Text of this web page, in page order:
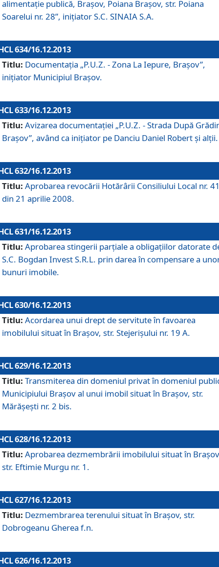
alimentaţie publică, Braşov, Poiana Braşov, str. Poiana
Soarelui nr. 28”, iniţiator S.C. SINAIA S.A.
634/16.12.2013
Titlu: Documentaţia „P.U.Z. - Zona La Iepure, Braşov”,
iniţiator Municipiul Braşov.
633/16.12.2013
Titlu: Avizarea documentaţiei „P.U.Z. - Strada După
Braşov”, având ca iniţiator pe Danciu Daniel Robert şi alţii.
632/16.12.2013
Titlu: Aprobarea revocării Hotărârii Consiliului Local nr.
din 21 aprilie 2008.
631/16.12.2013
Titlu: Aprobarea stingerii parţiale a obligaţiilor datorate
S.C. Bogdan Invest S.R.L. prin darea în compensare a
bunuri imobile.
630/16.12.2013
Titlu: Acordarea unui drept de servitute în favoarea
imobilului situat în Braşov, str. Stejerişului nr. 19 A.
629/16.12.2013
Titlu: Transmiterea din domeniul privat în domeniul
Municipiului Braşov al unui imobil situat în Braşov, str.
Mărăşeşti nr. 2 bis.
628/16.12.2013
Titlu: Aprobarea dezmembrării imobilului situat în
str. Eftimie Murgu nr. 1.
627/16.12.2013
Titlu: Dezmembrarea terenului situat în Braşov, str.
Dobrogeanu Gherea f.n.
626/16.12.2013